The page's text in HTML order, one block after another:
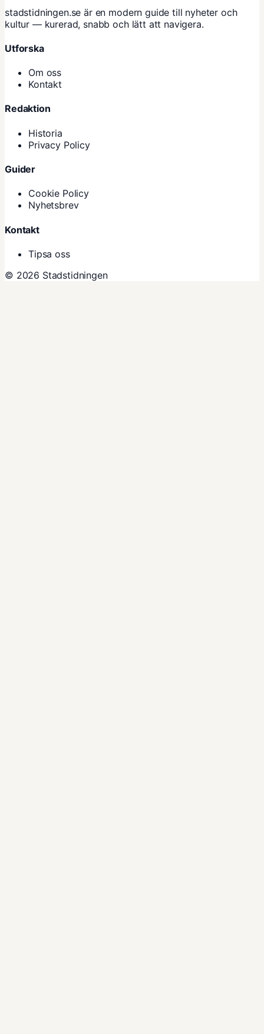
stadstidningen.se är en modern guide till nyheter och
kultur — kurerad, snabb och lätt att navigera.
Utforska
Om oss
Kontakt
Redaktion
Historia
Privacy Policy
Guider
Cookie Policy
Nyhetsbrev
Kontakt
Tipsa oss
© 2026 Stadstidningen